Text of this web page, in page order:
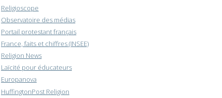
Religioscope
Observatoire des médias
Portail protestant français
France, faits et chiffres (INSEE)
Religion News
Laïcité pour éducateurs
Europanova
HuffingtonPost Religion